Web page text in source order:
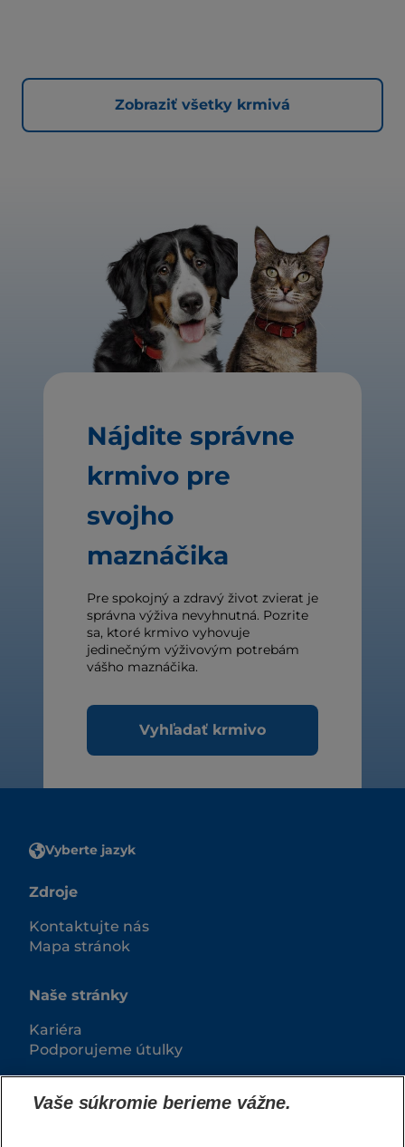
Zobraziť všetky krmivá
Nájdite správne
krmivo pre
svojho
maznáčika
Pre spokojný a zdravý život zvierat je
správna výživa nevyhnutná. Pozrite
sa, ktoré krmivo vyhovuje
jedinečným výživovým potrebám
vášho maznáčika.
Vyhľadať krmivo
Vyberte jazyk
Zdroje
Kontaktujte nás
Mapa stránok
Naše stránky
Kariéra
Podporujeme útulky
Vaše súkromie berieme vážne.